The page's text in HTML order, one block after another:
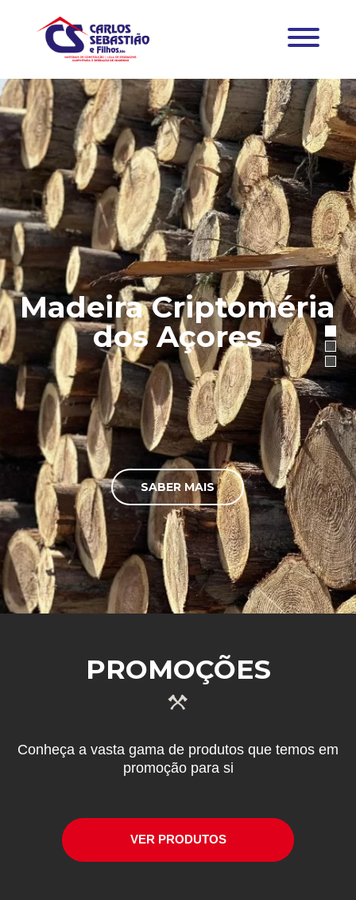
Madeira Criptoméria
dos Açores
SABER MAIS
PROMOÇÕES
Conheça a vasta gama de produtos que temos em
promoção para si
VER PRODUTOS